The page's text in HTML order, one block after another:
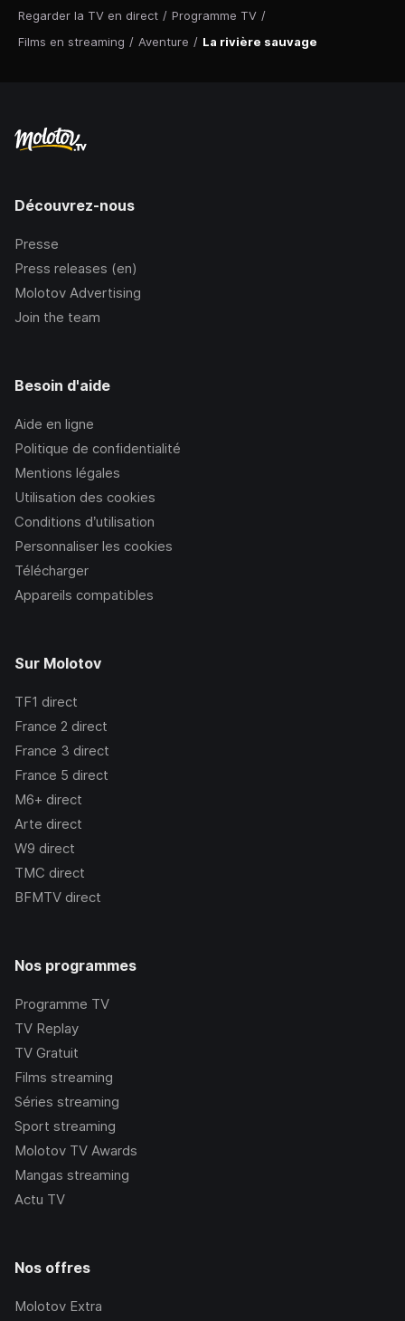
Regarder la TV en direct / Programme TV /
Films en streaming / Aventure / La rivière sauvage
Découvrez-nous
Presse
Press releases (en)
Molotov Advertising
Join the team
Besoin d'aide
Aide en ligne
Politique de confidentialité
Mentions légales
Utilisation des cookies
Conditions d’utilisation
Personnaliser les cookies
Télécharger
Appareils compatibles
Sur Molotov
TF1 direct
France 2 direct
France 3 direct
France 5 direct
M6+ direct
Arte direct
W9 direct
TMC direct
BFMTV direct
Nos programmes
Programme TV
TV Replay
TV Gratuit
Films streaming
Séries streaming
Sport streaming
Molotov TV Awards
Mangas streaming
Actu TV
Nos offres
Molotov Extra